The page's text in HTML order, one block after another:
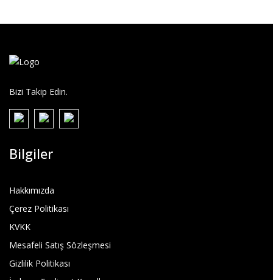
Bizi Takip Edin.
Bilgiler
Hakkımızda
Çerez Politikası
KVKK
Mesafeli Satış Sözleşmesi
Gizlilik Politikası